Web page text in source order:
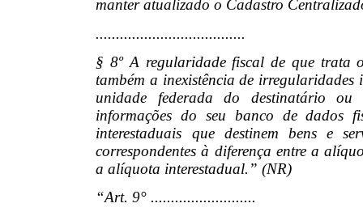
manter atualizado o Cadastro
.....................................
§ 8º A regularidade fiscal de que trata
também a inexistência de
unidade federada do destinatário
informações do seu banco de dados
interestaduais que destinem bens e
correspondentes à diferença entre a
a alíquota interestadual.” (NR)
“Art. 9° ..........................